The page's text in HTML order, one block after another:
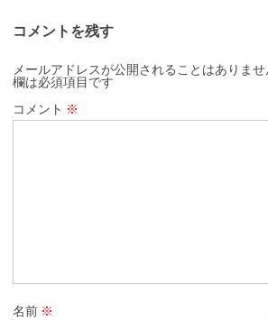
コメントを残す
メールアドレスが公開されることはありませ
欄は必須項目です
コメント ※
名前 ※